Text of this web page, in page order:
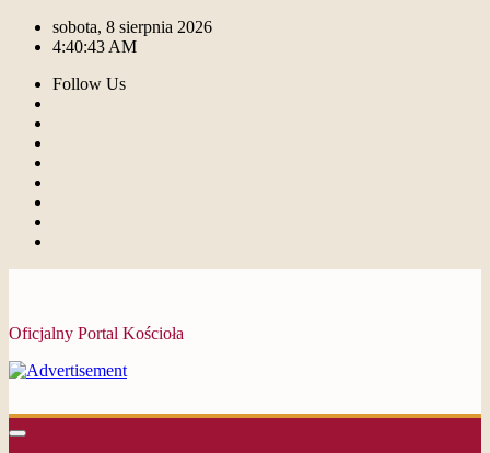
sobota, 8 sierpnia 2026
4:40:46 AM
Follow Us
Oficjalny Portal Kościoła